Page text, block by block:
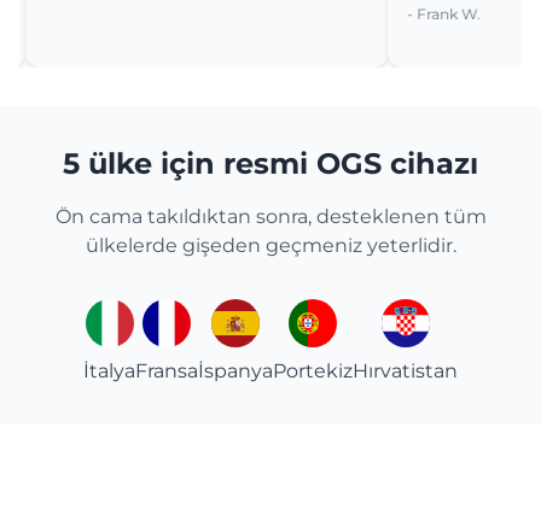
- Frank W.
5 ülke için resmi OGS cihazı
Ön cama takıldıktan sonra, desteklenen tüm
ülkelerde gişeden geçmeniz yeterlidir.
İtalyaFransaİspanyaPortekizHırvatistan